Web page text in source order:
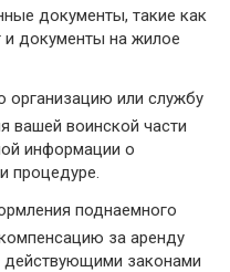
документы, такие как
и документы на жилое
организацию или службу
вашей воинской части
информации о
процедуре.
поднаемного
за аренду
действующими законами